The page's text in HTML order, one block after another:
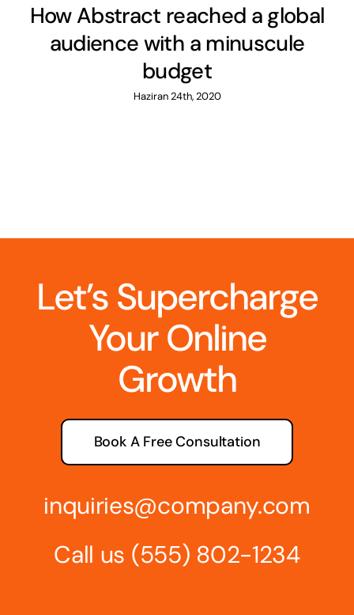
How Abstract reached a global
audience with a minuscule
budget
Haziran 24th, 2020
Let’s Supercharge
Your Online
Growth
Book A Free Consultation
inquiries@company.com
Call us (555) 802-1234